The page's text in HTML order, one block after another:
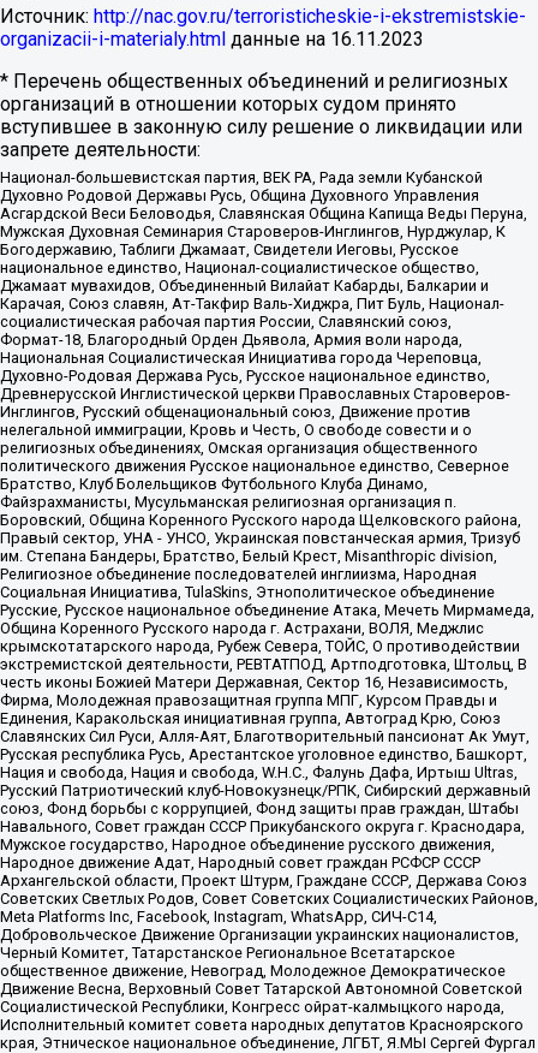
Источник: http://nac.gov.ru/terroristicheskie-i-ekstremistskie-
organizacii-i-materialy.html данные на 16.11.2023
* Перечень общественных объединений и религиозных
организаций в отношении которых судом принято
вступившее в законную силу решение о ликвидации или
запрете деятельности:
Национал-большевистская партия, ВЕК РА, Рада земли Кубанской
Духовно Родовой Державы Русь, Община Духовного Управления
Асгардской Веси Беловодья, Славянская Община Капища Веды Перуна,
Мужская Духовная Семинария Староверов-Инглингов, Нурджулар, К
Богодержавию, Таблиги Джамаат, Свидетели Иеговы, Русское
национальное единство, Национал-социалистическое общество,
Джамаат мувахидов, Объединенный Вилайат Кабарды, Балкарии и
Карачая, Союз славян, Ат-Такфир Валь-Хиджра, Пит Буль, Национал-
социалистическая рабочая партия России, Славянский союз,
Формат-18, Благородный Орден Дьявола, Армия воли народа,
Национальная Социалистическая Инициатива города Череповца,
Духовно-Родовая Держава Русь, Русское национальное единство,
Древнерусской Инглистической церкви Православных Староверов-
Инглингов, Русский общенациональный союз, Движение против
нелегальной иммиграции, Кровь и Честь, О свободе совести и о
религиозных объединениях, Омская организация общественного
политического движения Русское национальное единство, Северное
Братство, Клуб Болельщиков Футбольного Клуба Динамо,
Файзрахманисты, Мусульманская религиозная организация п.
Боровский, Община Коренного Русского народа Щелковского района,
Правый сектор, УНА - УНСО, Украинская повстанческая армия, Тризуб
им. Степана Бандеры, Братство, Белый Крест, Misanthropic division,
Религиозное объединение последователей инглиизма, Народная
Социальная Инициатива, TulaSkins, Этнополитическое объединение
Русские, Русское национальное объединение Атака, Мечеть Мирмамеда,
Община Коренного Русского народа г. Астрахани, ВОЛЯ, Меджлис
крымскотатарского народа, Рубеж Севера, ТОЙС, О противодействии
экстремистской деятельности, РЕВТАТПОД, Артподготовка, Штольц, В
честь иконы Божией Матери Державная, Сектор 16, Независимость,
Фирма, Молодежная правозащитная группа МПГ, Курсом Правды и
Единения, Каракольская инициативная группа, Автоград Крю, Союз
Славянских Сил Руси, Алля-Аят, Благотворительный пансионат Ак Умут,
Русская республика Русь, Арестантское уголовное единство, Башкорт,
Нация и свобода, Нация и свобода, W.H.С., Фалунь Дафа, Иртыш Ultras,
Русский Патриотический клуб-Новокузнецк/РПК, Сибирский державный
союз, Фонд борьбы с коррупцией, Фонд защиты прав граждан, Штабы
Навального, Совет граждан СССР Прикубанского округа г. Краснодара,
Мужское государство, Народное объединение русского движения,
Народное движение Адат, Народный совет граждан РСФСР СССР
Архангельской области, Проект Штурм, Граждане СССР, Держава Союз
Советских Светлых Родов, Совет Советских Социалистических Районов,
Meta Platforms Inc, Facebook, Instagram, WhatsApp, СИЧ-С14,
Добровольческое Движение Организации украинских националистов,
Черный Комитет, Татарстанское Региональное Всетатарское
общественное движение, Невоград, Молодежное Демократическое
Движение Весна, Верховный Совет Татарской Автономной Советской
Социалистической Республики, Конгресс ойрат-калмыцкого народа,
Исполнительный комитет совета народных депутатов Красноярского
края, Этническое национальное объединение, ЛГБТ, Я.МЫ Сергей Фургал